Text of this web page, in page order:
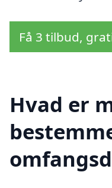
Få 3 tilbud,
Hvad er